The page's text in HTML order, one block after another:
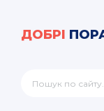
ДОБРІ